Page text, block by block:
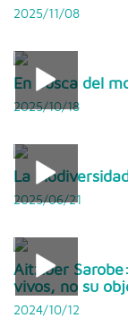
2025/11/08
En busca del
2025/10/18
La
2025/06/21
Aitziber
vivos, no su
2024/10/12